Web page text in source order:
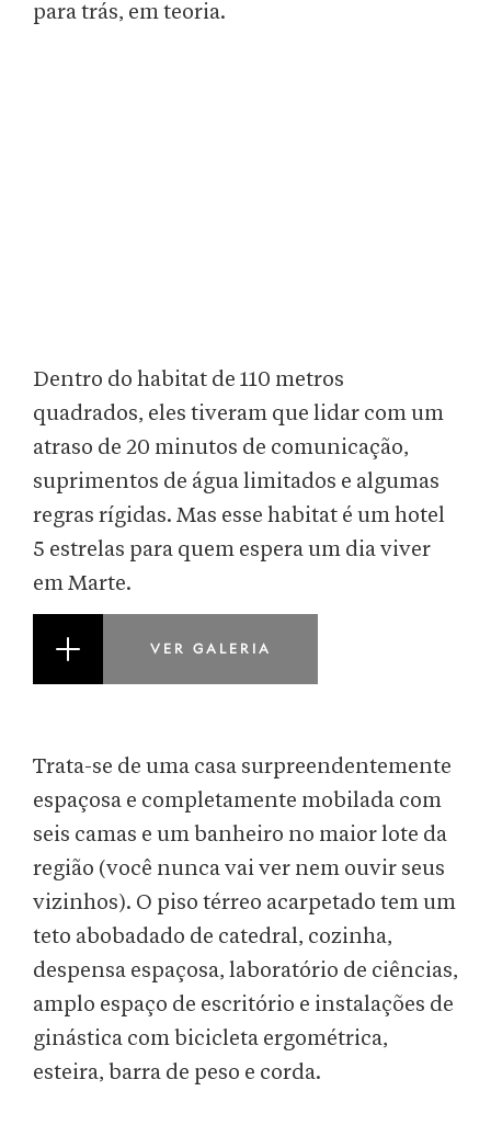
para trás, em teoria.
Dentro do habitat de 110 metros
quadrados, eles tiveram que lidar com um
atraso de 20 minutos de comunicação,
suprimentos de água limitados e algumas
regras rígidas. Mas esse habitat é um hotel
5 estrelas para quem espera um dia viver
em Marte.
VER GALERIA
Trata-se de uma casa surpreendentemente
espaçosa e completamente mobilada com
seis camas e um banheiro no maior lote da
região (você nunca vai ver nem ouvir seus
vizinhos). O piso térreo acarpetado tem um
teto abobadado de catedral, cozinha,
despensa espaçosa, laboratório de ciências,
amplo espaço de escritório e instalações de
ginástica com bicicleta ergométrica,
esteira, barra de peso e corda.